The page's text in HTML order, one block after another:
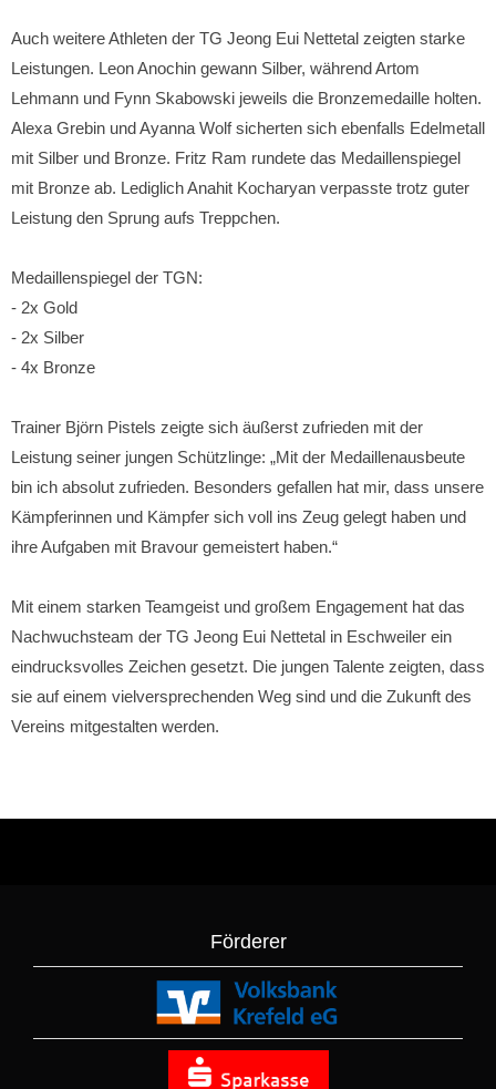
Auch weitere Athleten der TG Jeong Eui Nettetal zeigten starke
Leistungen. Leon Anochin gewann Silber, während Artom
Lehmann und Fynn Skabowski jeweils die Bronzemedaille holten.
Alexa Grebin und Ayanna Wolf sicherten sich ebenfalls Edelmetall
mit Silber und Bronze. Fritz Ram rundete das Medaillenspiegel
mit Bronze ab. Lediglich Anahit Kocharyan verpasste trotz guter
Leistung den Sprung aufs Treppchen.
Medaillenspiegel der TGN:
- 2x Gold
- 2x Silber
- 4x Bronze
Trainer Björn Pistels zeigte sich äußerst zufrieden mit der
Leistung seiner jungen Schützlinge: „Mit der Medaillenausbeute
bin ich absolut zufrieden. Besonders gefallen hat mir, dass unsere
Kämpferinnen und Kämpfer sich voll ins Zeug gelegt haben und
ihre Aufgaben mit Bravour gemeistert haben.“
Mit einem starken Teamgeist und großem Engagement hat das
Nachwuchsteam der TG Jeong Eui Nettetal in Eschweiler ein
eindrucksvolles Zeichen gesetzt. Die jungen Talente zeigten, dass
sie auf einem vielversprechenden Weg sind und die Zukunft des
Vereins mitgestalten werden.
Förderer